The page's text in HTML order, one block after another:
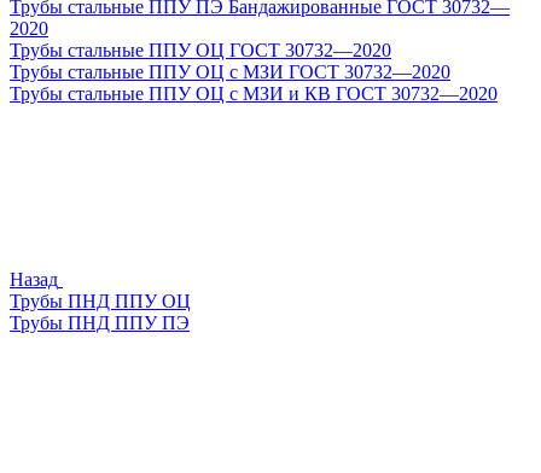
Трубы стальные ППУ ПЭ Бандажированные ГОСТ 30732—
2020
Трубы стальные ППУ ОЦ ГОСТ 30732—2020
Трубы стальные ППУ ОЦ с МЗИ ГОСТ 30732—2020
Трубы стальные ППУ ОЦ с МЗИ и КВ ГОСТ 30732—2020
Назад
Трубы ПНД ППУ ОЦ
Трубы ПНД ППУ ПЭ